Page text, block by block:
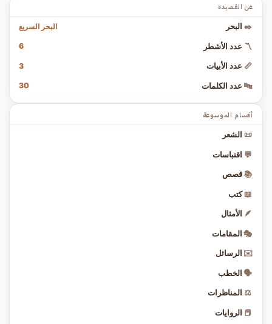
عن القصيدة
✒️ البحر البحر السريع
〽️ عدد الأشطر 6
📏 عدد الأبيات 3
🔤 عدد الكلمات 30
أقسام الموسوعة
📜 الشعر
💬 اقتباسات
📚 قصص
📖 كتب
🪶 الأمثال
🎭 المقامات
✉️ الرسائل
🗣️ الخطب
⚖️ المناظرات
📕 الروايات